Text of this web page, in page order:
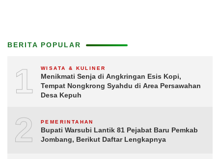
BERITA POPULAR
1 WISATA & KULINER
Menikmati Senja di Angkringan Esis Kopi,
Tempat Nongkrong Syahdu di Area Persawahan
Desa Kepuh
2 PEMERINTAHAN
Bupati Warsubi Lantik 81 Pejabat Baru Pemkab
Jombang, Berikut Daftar Lengkapnya